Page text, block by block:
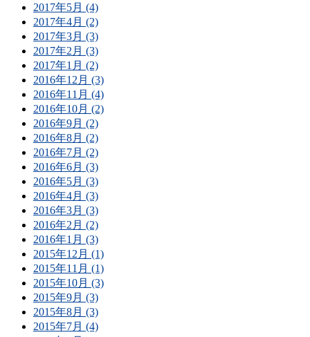
2017年5月 (4)
2017年4月 (2)
2017年3月 (3)
2017年2月 (3)
2017年1月 (2)
2016年12月 (3)
2016年11月 (4)
2016年10月 (2)
2016年9月 (2)
2016年8月 (2)
2016年7月 (2)
2016年6月 (3)
2016年5月 (3)
2016年4月 (3)
2016年3月 (3)
2016年2月 (2)
2016年1月 (3)
2015年12月 (1)
2015年11月 (1)
2015年10月 (3)
2015年9月 (3)
2015年8月 (3)
2015年7月 (4)